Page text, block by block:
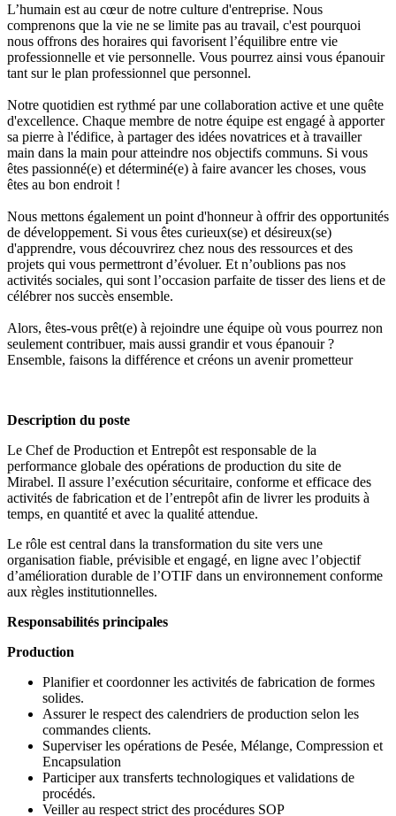
L’humain est au cœur de notre culture d'entreprise. Nous
comprenons que la vie ne se limite pas au travail, c'est pourquoi
nous offrons des horaires qui favorisent l’équilibre entre vie
professionnelle et vie personnelle. Vous pourrez ainsi vous épanouir
tant sur le plan professionnel que personnel.
Notre quotidien est rythmé par une collaboration active et une quête
d'excellence. Chaque membre de notre équipe est engagé à apporter
sa pierre à l'édifice, à partager des idées novatrices et à travailler
main dans la main pour atteindre nos objectifs communs. Si vous
êtes passionné(e) et déterminé(e) à faire avancer les choses, vous
êtes au bon endroit !
Nous mettons également un point d'honneur à offrir des opportunités
de développement. Si vous êtes curieux(se) et désireux(se)
d'apprendre, vous découvrirez chez nous des ressources et des
projets qui vous permettront d’évoluer. Et n’oublions pas nos
activités sociales, qui sont l’occasion parfaite de tisser des liens et de
célébrer nos succès ensemble.
Alors, êtes-vous prêt(e) à rejoindre une équipe où vous pourrez non
seulement contribuer, mais aussi grandir et vous épanouir ?
Ensemble, faisons la différence et créons un avenir prometteur
Description du poste
Le Chef de Production et Entrepôt est responsable de la
performance globale des opérations de production du site de
Mirabel. Il assure l’exécution sécuritaire, conforme et efficace des
activités de fabrication et de l’entrepôt afin de livrer les produits à
temps, en quantité et avec la qualité attendue.
Le rôle est central dans la transformation du site vers une
organisation fiable, prévisible et engagé, en ligne avec l’objectif
d’amélioration durable de l’OTIF dans un environnement conforme
aux règles institutionnelles.
Responsabilités principales
Production
Planifier et coordonner les activités de fabrication de formes
solides.
Assurer le respect des calendriers de production selon les
commandes clients.
Superviser les opérations de Pesée, Mélange, Compression et
Encapsulation
Participer aux transferts technologiques et validations de
procédés.
Veiller au respect strict des procédures SOP